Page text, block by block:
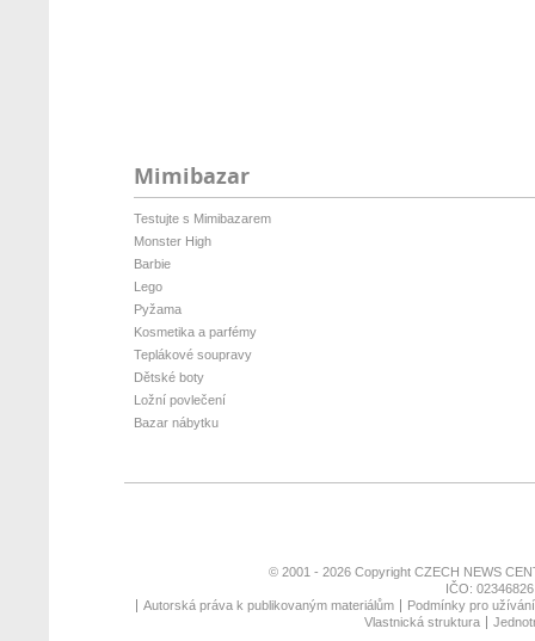
Mimibazar
Testujte s Mimibazarem
Monster High
Barbie
Lego
Pyžama
Kosmetika a parfémy
Teplákové soupravy
Dětské boty
Ložní povlečení
Bazar nábytku
© 2001 - 2026 Copyright CZECH NEWS
IČO:
Autorská práva k publikovaným materiálům
Podmínky pro
Vlastnická struktura